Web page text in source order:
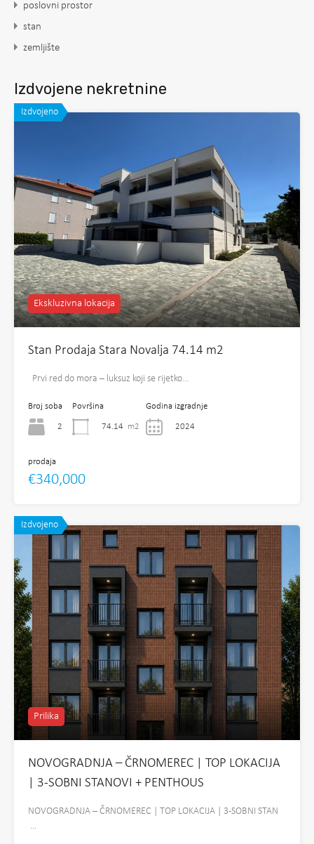
poslovni prostor
stan
zemljište
Izdvojene nekretnine
Izdvojeno
Ekskluzivna lokacija
Stan Prodaja Stara Novalja 74.14 m2
Prvi red do mora – luksuz koji se rijetko…
Broj soba
2
Površina
74.14 m2
Godina izgradnje
2024
prodaja
€340,000
Izdvojeno
Prilika
NOVOGRADNJA – ČRNOMEREC | TOP LOKACIJA
| 3-SOBNI STANOVI + PENTHOUS
NOVOGRADNJA – ČRNOMEREC | TOP LOKACIJA | 3-SOBNI STAN
…